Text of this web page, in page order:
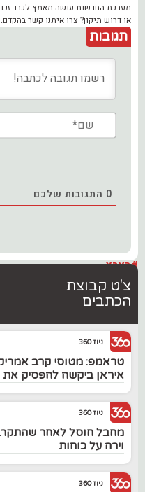
מערכת החדשות עושה מאמץ לכבד
או דרוש תיקון? צרו איתנו קשר בהקדם.
תגובות
0 התגובות שלכם
#בארץ
צ'ט קבוצת
הכתבים
ניוז 360
טראמפ: מטוסי קרב
איראן ביקשה להפסיק את
ניוז 360
מחבל חוסל לאחר
וירה על כוחות
ניוז 360